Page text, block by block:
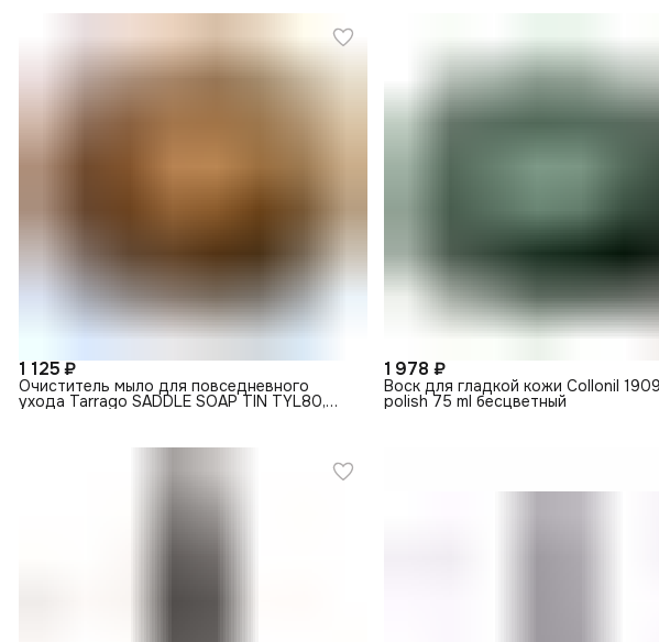
1 125 ₽
Очиститель мыло для повседневного
ухода Tarrago SADDLE SOAP TIN TYL80,
1 978 ₽
Воск для гладкой кожи Collonil
polish 75 ml бесцветный